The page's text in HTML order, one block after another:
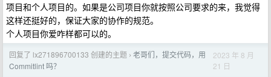
项目和个人项目的。如果是公司项目你就按照公司要求的来，我觉得
这样还挺好的，保证大家的协作的规范。
个人项目你爱咋样都可以的。
回复了 lx271896700133 创建的主题 › 老哥们，提交代码，用
Commitlint 吗？
2023 年 8 月
21 日